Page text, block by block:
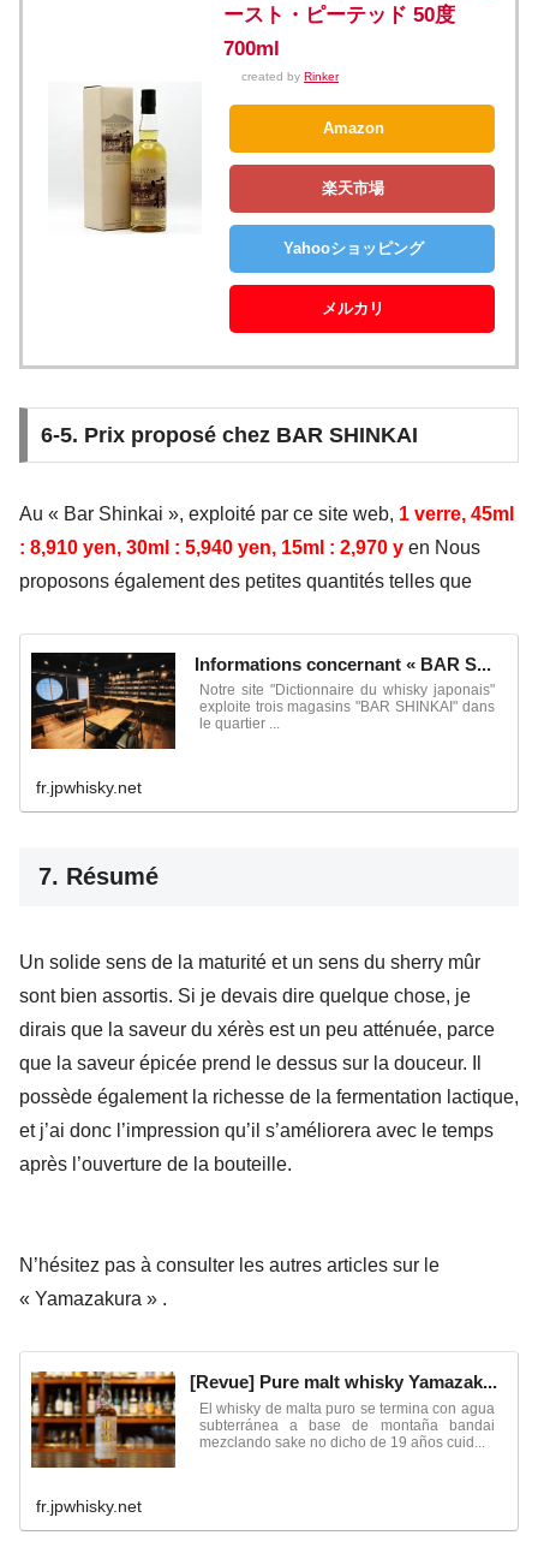
ースト・ピーテッド 50度
700ml
created by Rinker
Amazon
楽天市場
Yahooショッピング
メルカリ
6-5. Prix proposé chez BAR SHINKAI
Au « Bar Shinkai », exploité par ce site web, 1 verre, 45ml
: 8,910 yen, 30ml : 5,940 yen, 15ml : 2,970 y en Nous
proposons également des petites quantités telles que
Informations concernant « BAR S...
Notre site "Dictionnaire du whisky japonais"
exploite trois magasins "BAR SHINKAI" dans
le quartier ...
fr.jpwhisky.net
7. Résumé
Un solide sens de la maturité et un sens du sherry mûr
sont bien assortis. Si je devais dire quelque chose, je
dirais que la saveur du xérès est un peu atténuée, parce
que la saveur épicée prend le dessus sur la douceur. Il
possède également la richesse de la fermentation lactique,
et j’ai donc l’impression qu’il s’améliorera avec le temps
après l’ouverture de la bouteille.
N’hésitez pas à consulter les autres articles sur le
« Yamazakura » .
[Revue] Pure malt whisky Yamazak...
El whisky de malta puro se termina con agua
subterránea a base de montaña bandai
mezclando sake no dicho de 19 años cuid...
fr.jpwhisky.net